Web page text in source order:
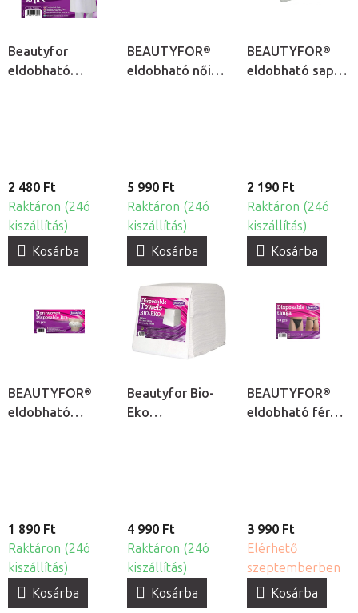
Beautyfor
eldobható
2 480 Ft
Raktáron (24ó
kiszállítás)
Kosárba
BEAUTYFOR®
eldobható női
5 990 Ft
Raktáron (24ó
kiszállítás)
Kosárba
BEAUTYFOR®
eldobható sapka
2 190 Ft
Raktáron (24ó
kiszállítás)
Kosárba
BEAUTYFOR®
eldobható
1 890 Ft
Raktáron (24ó
kiszállítás)
Kosárba
Beautyfor Bio-
Eko
4 990 Ft
Raktáron (24ó
kiszállítás)
Kosárba
BEAUTYFOR®
eldobható férfi
3 990 Ft
Elérhető
szeptemberben
Kosárba